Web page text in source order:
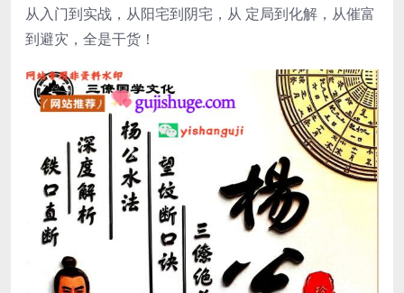
从入门到实战，从阳宅到阴宅，从 定局到化解，从催富
到避灾，全是干货！